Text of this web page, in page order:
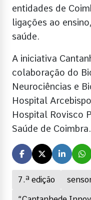
7.ª edição
entidades de
ligações ao
saúde.
A iniciativa
colaboração do
Neurociências e
Hospital
Hospital Rovisco
Saúde de Coimbra.